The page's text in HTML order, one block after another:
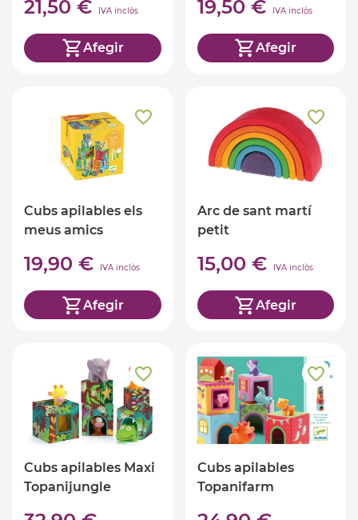
21,50 € IVA inclòs
Afegir
19,50 € IVA inclòs
Afegir
Cubs apilables els
meus amics
19,90 € IVA inclòs
Afegir
Arc de sant martí
petit
15,00 € IVA inclòs
Afegir
Cubs apilables Maxi
Topanijungle
Cubs apilables
Topanifarm